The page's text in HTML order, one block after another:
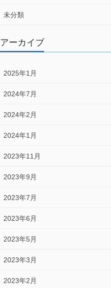
未分類
アーカイブ
2025年1月
2024年7月
2024年2月
2024年1月
2023年11月
2023年9月
2023年7月
2023年6月
2023年5月
2023年3月
2023年2月